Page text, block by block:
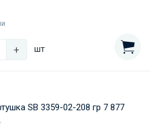
+ шт
SB 3359-02-208 гр 7 877